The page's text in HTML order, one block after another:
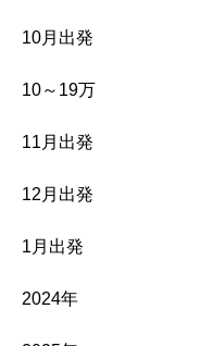
10月出発
10～19万
11月出発
12月出発
1月出発
2024年